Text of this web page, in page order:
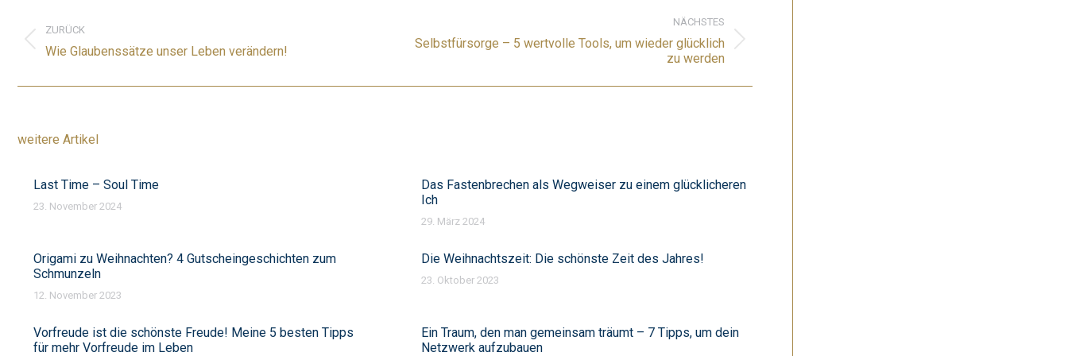
ZURÜCK
Vorheriger
Beitrag:
Wie Glaubenssätze unser Leben verändern!
NÄCHSTES
Nächster
Selbstfürsorge – 5 wertvolle Tools, um wieder glücklich
zu werden
weitere Artikel
Last Time – Soul Time
23. November 2024
Das Fastenbrechen als Wegweiser zu einem glücklicheren
Ich
29. März 2024
Origami zu Weihnachten? 4 Gutscheingeschichten zum
Schmunzeln
12. November 2023
Die Weihnachtszeit: Die schönste Zeit des Jahres!
23. Oktober 2023
Vorfreude ist die schönste Freude! Meine 5 besten Tipps
für mehr Vorfreude im Leben
Ein Traum, den man gemeinsam träumt – 7 Tipps, um dein
Netzwerk aufzubauen